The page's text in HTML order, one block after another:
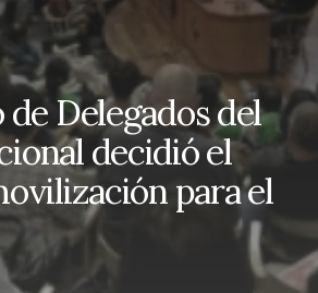
Delegados del
decidió el
para el